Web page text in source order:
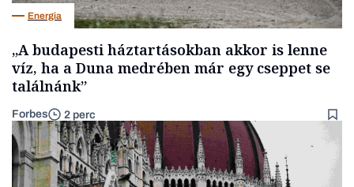
Energia
„A budapesti háztartásokban akkor is lenne
víz, ha a Duna medrében már egy cseppet se
találnánk”
Forbes 2 perc